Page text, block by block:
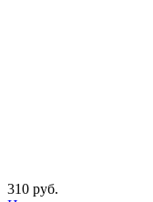
310 руб.